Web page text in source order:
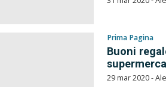
Prima Pagina
Buoni
29 mar 2020 -